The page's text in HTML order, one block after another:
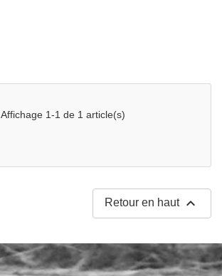
Affichage 1-1 de 1 article(s)
Retour en haut 